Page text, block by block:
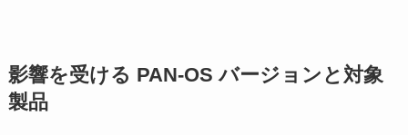
影響を受ける PAN-OS バージョンと対象
製品